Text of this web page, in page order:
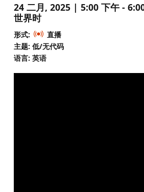
24 二月, 2025 | 5:00 下午 -
世界时
形式:
直播
主题: 低/无代码
语言: 英语